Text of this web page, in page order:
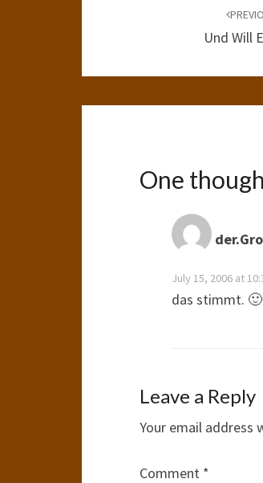
Und Will
One
July 15, 2006 at
das stimmt. 🙂
Leave a Reply
Your email address
Comment *